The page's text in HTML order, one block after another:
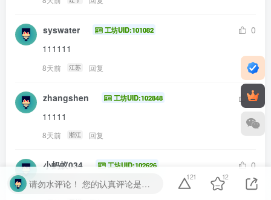
syswater 工坊UID:101082
0
111111
8天前 江苏 回复
zhangshen 工坊UID:102848
0
11111
8天前 浙江 回复
小蚂蚁034 工坊UID:102626
0
1111
请勿水评论！ 您的认真评论是我们的动力。请勿随意输入无意义字符或符号。温馨提示： 对于恶意灌水行为，我们将保留封禁处理的权利。
121 12